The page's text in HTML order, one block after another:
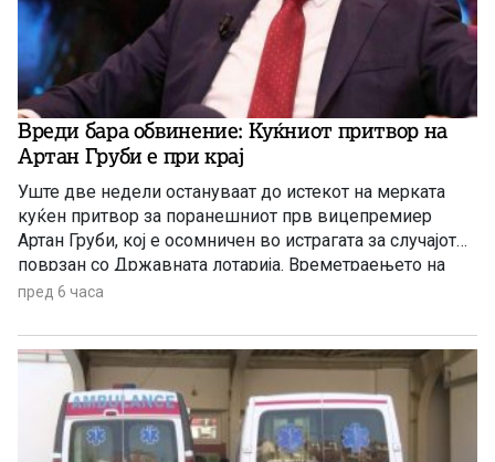
Вреди бара обвинение: Куќниот притвор на
Артан Груби е при крај
Уште две недели остануваат до истекот на мерката
куќен притвор за поранешниот прв вицепремиер
Артан Груби, кој е осомничен во истрагата за случајот
поврзан со Државната лотарија. Времетраењето на
истрагата повторно стана предмет на политички
дека постапката се одвива со бавно темпо и побараа
од институцијата да објасни зошто сè уште нема
обвинение во случајот.
пред 6 часа